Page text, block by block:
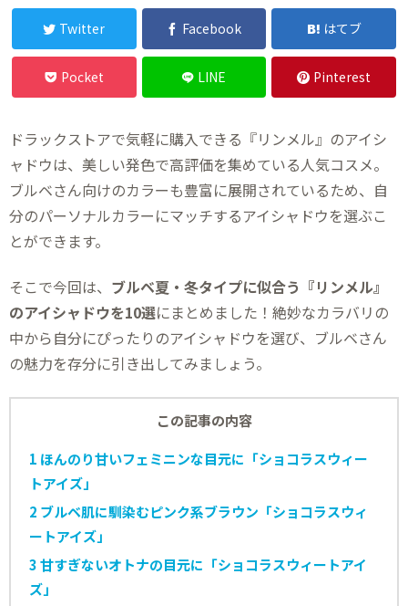
Twitter Facebook はてブ
Pocket LINE Pinterest
ドラックストアで気軽に購入できる『リンメル』のアイシ
ャドウは、美しい発色で高評価を集めている人気コスメ。
ブルベさん向けのカラーも豊富に展開されているため、自
分のパーソナルカラーにマッチするアイシャドウを選ぶこ
とができます。
そこで今回は、 ブルベ夏・冬タイプに似合う『リンメル』
のアイシャドウを10選にまとめました！絶妙なカラバリの
中から自分にぴったりのアイシャドウを選び、ブルベさん
の魅力を存分に引き出してみましょう。
この記事の内容
1 ほんのり甘いフェミニンな目元に「ショコラスウィー
トアイズ」
2 ブルベ肌に馴染むピンク系ブラウン「ショコラスウィ
ートアイズ」
3甘すぎないオトナの目元に「ショコラスウィートアイ
ズ」